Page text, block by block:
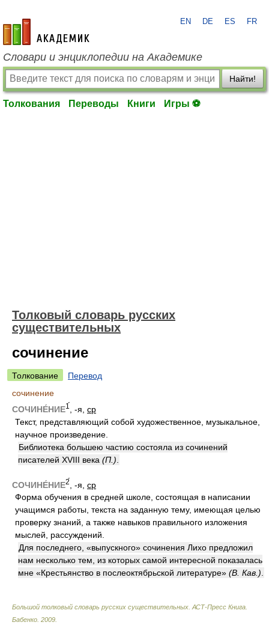
academic.ru
EN DE ES FR
Словари и энциклопедии на Академике
Найти!
Толкования Переводы Книги Игры ⚽
Толковый словарь русских
существительных
сочинение
Толкование
Перевод
сочинение
СОЧИНЕ́НИЕ1́ , -я, ср
Текст, представляющий собой художественное, музыкальное,
научное произведение.
Библиотека большею частию состояла из сочинений
писателей XVIII века (П.)
СОЧИНЕ́НИЕ2́ , -я, ср
Форма обучения в средней школе, состоящая в написании
учащимся работы, текста на заданную тему, имеющая целью
проверку знаний, а также навыков правильного изложения
мыслей, рассуждений.
Для последнего, «выпускного» сочинения Лихо предложил
нам несколько тем, из которых самой интересной показалась
мне «Крестьянство в послеоктябрьской литературе» (В. Кав.).
Большой толковый словарь русских существительных. АСТ-Пресс Книга
Бабенко 2009